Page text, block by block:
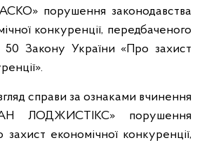
порушення законодавства
конкуренції, передбаченого
50 Закону України «Про захист
справи за ознаками вчинення
ЛОДЖИСТІКС» порушення
захист економічної конкуренції,